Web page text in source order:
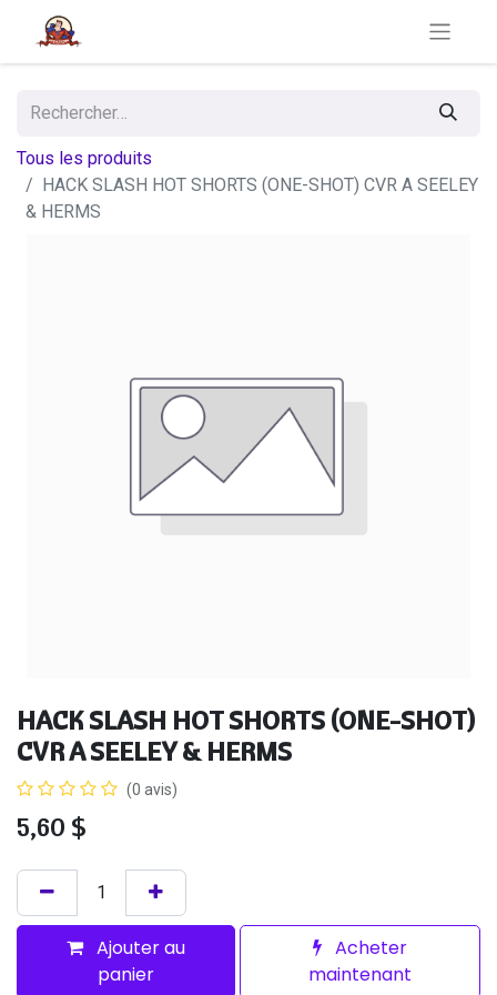
Tous les produits
HACK SLASH HOT SHORTS (ONE-SHOT) CVR A SEELEY
& HERMS
HACK SLASH HOT SHORTS (ONE-SHOT)
CVR A SEELEY & HERMS
(0 avis)
5,60 $
Ajouter au
panier
Acheter
maintenant